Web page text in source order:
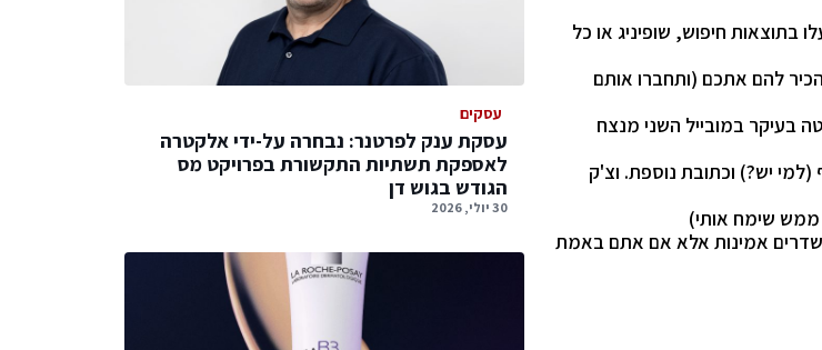
בתוצאות חיפוש, שופיניג או כל
להם אתכם (ותחברו אותם
בעיקר במובייל השני מנצח
(למי יש?) וכתובת נוספת. וצ'ק
ממש שימח אותי)
משדרים אמינות אלא אם אתם באמת
עסקים
עסקת ענק לפרטנר: נבחרה על-ידי אלקטרה
לאספקת תשתיות התקשורת בפרויקט מס
הגודש בגוש דן
30 יולי, 2026